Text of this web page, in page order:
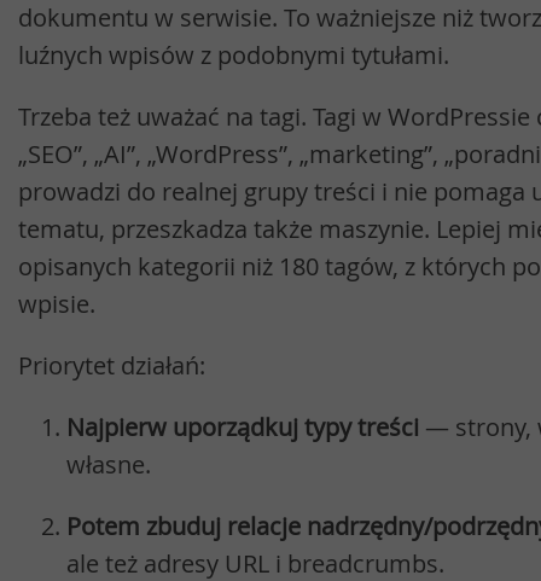
dokumentu w serwisie. To ważniejsze niż
luźnych wpisów z podobnymi tytułami.
Trzeba też uważać na tagi. Tagi w
„SEO”, „AI”, „WordPress”, „marketing”,
prowadzi do realnej grupy treści i nie pomaga
tematu, przeszkadza także maszynie. Lepiej
opisanych kategorii niż 180 tagów, z których
wpisie.
Priorytet działań:
Najpierw uporządkuj typy treści — strony,
własne.
Potem zbuduj relacje nadrzędny/
ale też adresy URL i breadcrumbs.